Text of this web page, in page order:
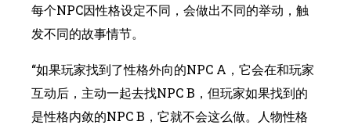
每个NPC因性格设定不同，会做出不同的举动，触
发不同的故事情节。
“如果玩家找到了性格外向的NPC A，它会在和玩家
互动后，主动一起去找NPC B，但玩家如果找到的
是性格内敛的NPC B，它就不会这么做。人物性格